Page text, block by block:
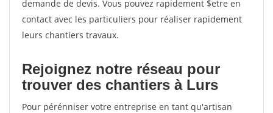
demande de devis. Vous pouvez rapidement $etre en
contact avec les particuliers pour réaliser rapidement
leurs chantiers travaux.
Rejoignez notre réseau pour
trouver des chantiers à Lurs
Pour pérénniser votre entreprise en tant qu'artisan